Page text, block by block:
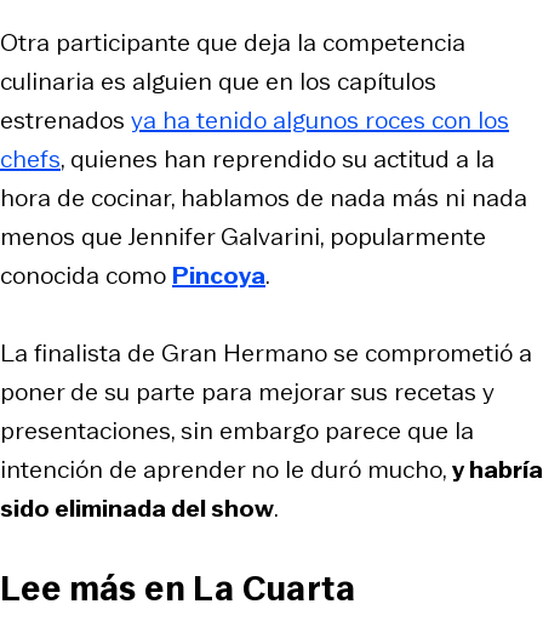
Otra participante que deja la competencia
culinaria es alguien que en los capítulos
estrenados ya ha tenido algunos roces con los
chefs, quienes han reprendido su actitud a la
hora de cocinar, hablamos de nada más ni nada
menos que Jennifer Galvarini, popularmente
conocida como Pincoya.
La finalista de Gran Hermano se comprometió a
poner de su parte para mejorar sus recetas y
presentaciones, sin embargo parece que la
intención de aprender no le duró mucho,y habría
sido eliminada del show.
Lee más en La Cuarta